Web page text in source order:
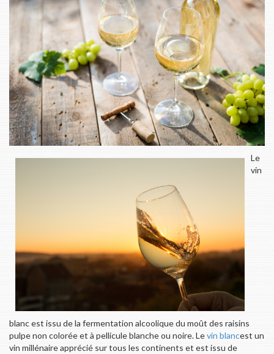
Le
vin
blanc est issu de la fermentation alcoolique du moût des raisins
pulpe non colorée et à pellicule blanche ou noire. Levin blancest un
vin millénaire apprécié sur tous les continents et est issu de